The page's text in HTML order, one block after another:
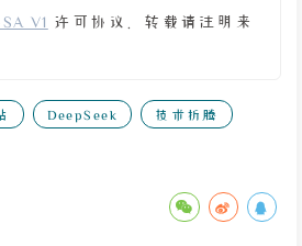
V1 许可协议。转载请注明来
DeepSeek 技术折腾